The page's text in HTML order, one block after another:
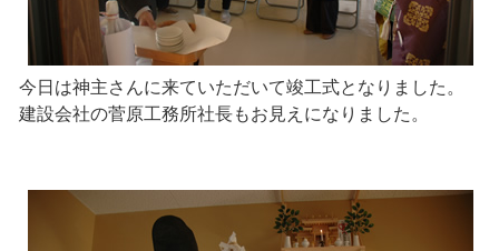
今日は神主さんに来ていただいて竣工式となりました。
建設会社の菅原工務所社長もお見えになりました。